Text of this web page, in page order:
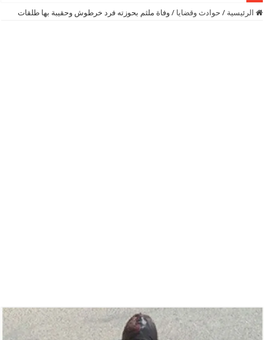
الرئيسية / حوادث وقضايا / وفاة ملثم بحوزته فرد خرطوش وحقيبة بها طلقات